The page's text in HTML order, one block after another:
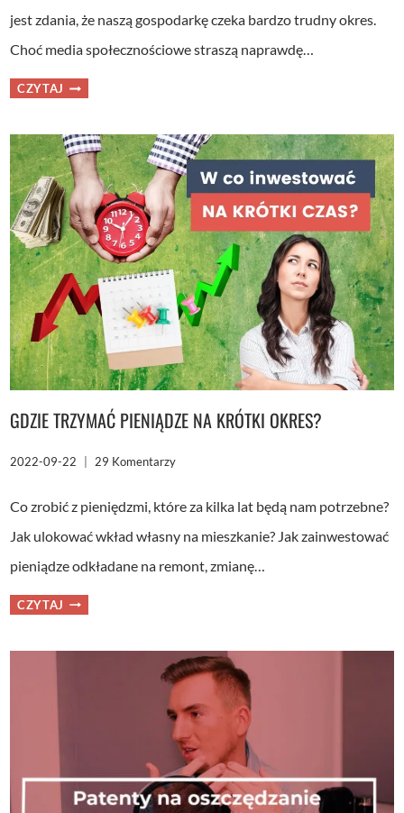
jest zdania, że naszą gospodarkę czeka bardzo trudny okres.
Choć media społecznościowe straszą naprawdę…
CZYTAJ IDZIE
RECESJA.
PRZYGOTOWAĆ
GDZIE TRZYMAĆ PIENIĄDZE NA KRÓTKI OKRES?
2022-09-22 29 Komentarzy
Co zrobić z pieniędzmi, które za kilka lat będą nam potrzebne?
Jak ulokować wkład własny na mieszkanie? Jak zainwestować
pieniądze odkładane na remont, zmianę…
CZYTAJ GDZIE
TRZYMAĆ
OKRES?